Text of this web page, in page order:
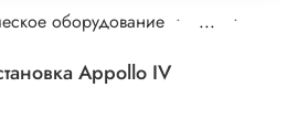
оборудование
...
Appollо IV